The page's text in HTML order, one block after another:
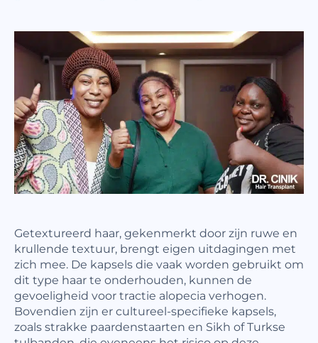
Getextureerd haar, gekenmerkt door zijn ruwe en
krullende textuur, brengt eigen uitdagingen met
zich mee. De kapsels die vaak worden gebruikt om
dit type haar te onderhouden, kunnen de
gevoeligheid voor tractie alopecia verhogen.
Bovendien zijn er cultureel-specifieke kapsels,
zoals strakke paardenstaarten en Sikh of Turkse